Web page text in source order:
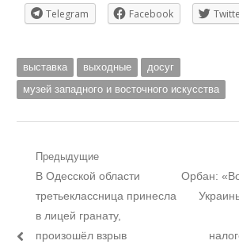
Telegram Facebook
выставка выходные
досуг
музей западного и восточного искусства
Навигация
по
записям
Предыдущие
Предыдущий
пост:
В Одесской области
третьеклассница принесла
в лицей гранату,
произошёл взрыв
Следующий
пост:
Орбан: